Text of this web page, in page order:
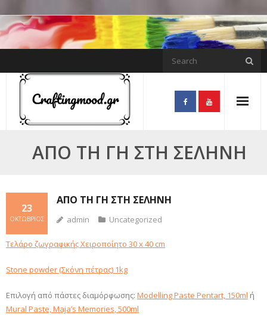
Skip
to
content
ΑΠΌ ΤΗ ΓΗ ΣΤΗ ΣΕΛΉΝΗ
ΑΠΌ ΤΗ ΓΗ ΣΤΗ ΣΕΛΉΝΗ
23
ΟΚΤΏΒΡΙΟΣ admin Uncategorized
Τελάρο ζωγραφικής Χειροποίητο 30 x 40 cm
Stone powder (Σκόνη πέτρας) 1kg
Επιλογή από πάστες διαμόρφωσης: Modelling Paste Pentart, 150ml ή
Mural Paste, Maja’s Memories, 500ml